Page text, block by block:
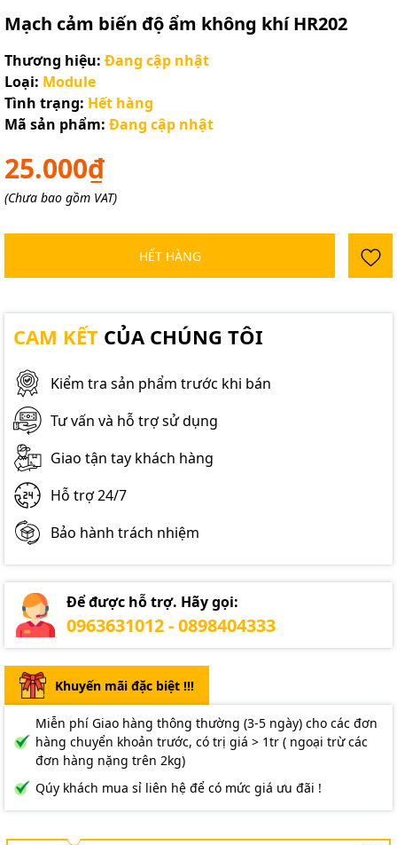
Mạch cảm biến độ ẩm không khí HR202
Thương hiệu: Đang cập nhật
Loại: Module
Tình trạng: Hết hàng
Mã sản phẩm: Đang cập nhật
25.000₫
(Chưa bao gồm VAT)
HẾT HÀNG
CAM KẾT CỦA CHÚNG TÔI
Kiểm tra sản phẩm trước khi bán
Tư vấn và hỗ trợ sử dụng
Giao tận tay khách hàng
Hỗ trợ 24/7
Bảo hành trách nhiệm
Để được hỗ trợ. Hãy gọi:
0963631012 - 0898404333
Khuyến mãi đặc biệt !!!
Miễn phí Giao hàng thông thường (3-5 ngày) cho các đơn
hàng chuyển khoản trước, có trị giá > 1tr ( ngoại trừ các
đơn hàng nặng trên 2kg)
Qúy khách mua sỉ liên hệ để có mức giá ưu đãi !